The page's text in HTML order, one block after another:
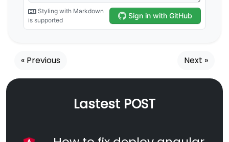
« Previous Next »
Lastest POST